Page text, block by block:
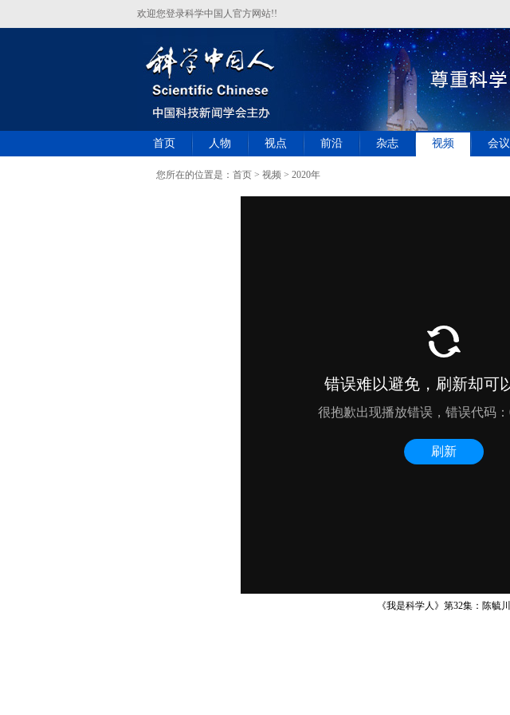
欢迎您登录科学中国人官方网站!!
首页 人物 视点 前沿 杂志 视频 会议
您所在的位置是： 首页 > 视频 > 2020年
《我是科学人》第32集：陈毓川